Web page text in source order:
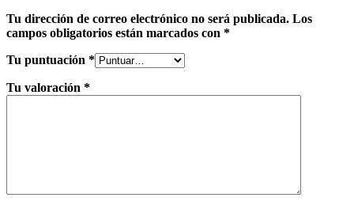
Tu dirección de correo electrónico no será publicada. Los
campos obligatorios están marcados con *
Tu puntuación *
Tu valoración *